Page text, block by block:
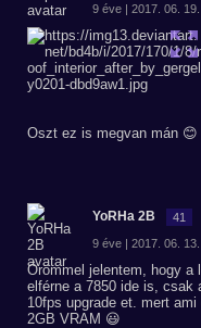
9 éve | 2017. 06.
Oszt ez is megvan mán 😊
YoRHa 2B 41
9 éve | 2017. 06.
Örömmel jelentem, hogy a
elférne a 7850 ide is, csak
10fps upgrade et. mert
2GB VRAM 😃